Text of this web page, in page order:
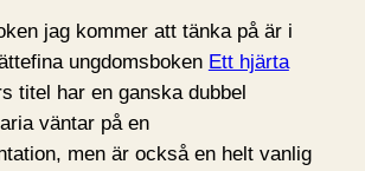
jag kommer att tänka på är i
ungdomsboken Ett hjärta
titel har en ganska dubbel
väntar på en
men är också en helt vanlig